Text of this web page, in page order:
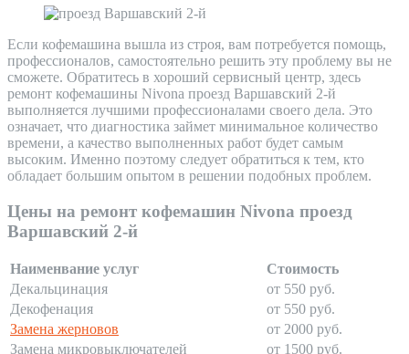
Если кофемашина вышла из строя, вам потребуется помощь,
профессионалов, самостоятельно решить эту проблему вы не
сможете. Обратитесь в хороший сервисный центр, здесь
ремонт кофемашины Nivona проезд Варшавский 2-й
выполняется лучшими профессионалами своего дела. Это
означает, что диагностика займет минимальное количество
времени, а качество выполненных работ будет самым
высоким. Именно поэтому следует обратиться к тем, кто
обладает большим опытом в решении подобных проблем.
Цены на ремонт кофемашин Nivona проезд
Варшавский 2-й
Наименвание услуг
Стоимость
Декальцинация
от 550 руб.
Декофенация
от 550 руб.
Замена жерновов
от 2000 руб.
Замена микровыключателей
от 1500 руб.